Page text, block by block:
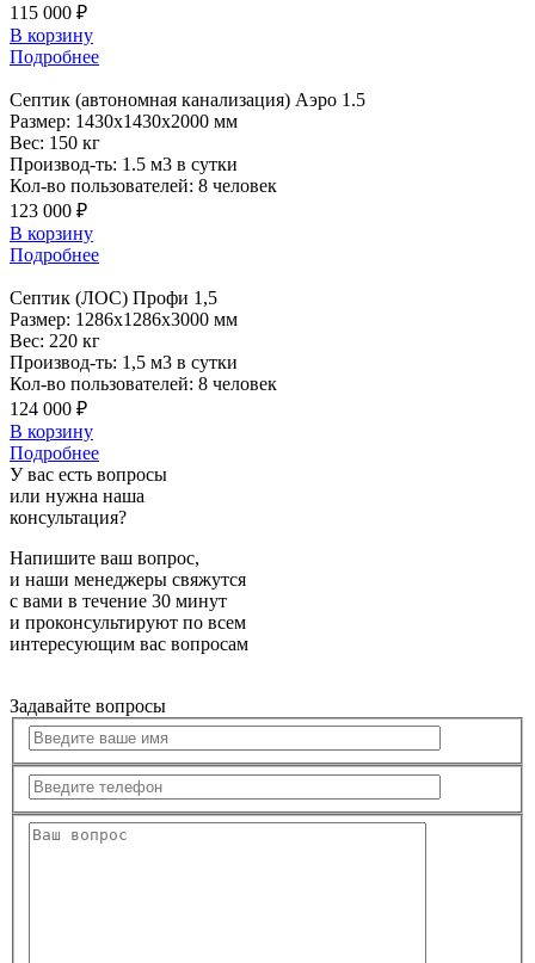
115 000 ₽
В корзину
Подробнее
Септик (автономная канализация) Аэро 1.5
Размер: 1430x1430x2000 мм
Вес: 150 кг
Производ-ть: 1.5 м3 в сутки
Кол-во пользователей: 8 человек
123 000 ₽
В корзину
Подробнее
Септик (ЛОС) Профи 1,5
Размер: 1286x1286x3000 мм
Вес: 220 кг
Производ-ть: 1,5 м3 в сутки
Кол-во пользователей: 8 человек
124 000 ₽
В корзину
Подробнее
У вас есть вопросы
или нужна наша
консультация?
Напишите ваш вопрос,
и наши менеджеры свяжутся
с вами в течение 30 минут
и проконсультируют по всем
интересующим вас вопросам
Задавайте вопросы